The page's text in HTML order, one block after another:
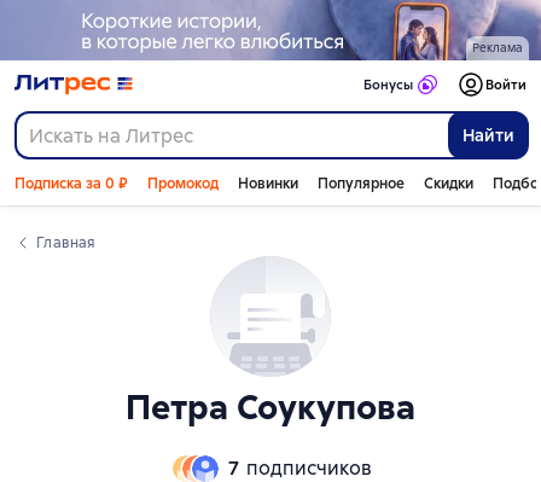
Реклама
Найти
Бонусы Войти
Подписка за 0 ₽ Промокод Новинки Популярное Скидки
Главная
Петра Соукупова
7 подписчиков
Слайдер с книгами
Слайдер с книгами